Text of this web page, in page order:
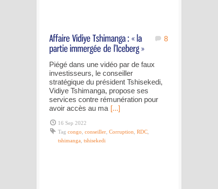
8
Piégé dans une vidéo par de faux
investisseurs, le conseiller
stratégique du président Tshisekedi,
Vidiye Tshimanga, propose ses
services contre rémunération pour
avoir accès au ma [...]
16 Sep 2022
Tag congo conseiller Corruption RDC
tshimanga tshisekedi